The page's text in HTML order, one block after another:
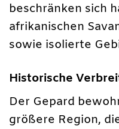
beschränken sich
afrikanischen
sowie isolierte
Historische
Der Gepard
größere Region,